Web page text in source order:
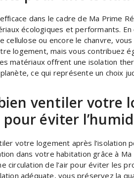
dans le cadre de Ma Prime
écologiques et performants.
cellulose ou encore le chanvre,
logement, mais vous contribuez
matériaux offrent une isolation
ce qui représente un choix
ventiler votre
pour éviter
votre logement après l’isolation
dans votre habitation grâce à
circulation de l’air pour éviter les
adéquate, vous préservez la